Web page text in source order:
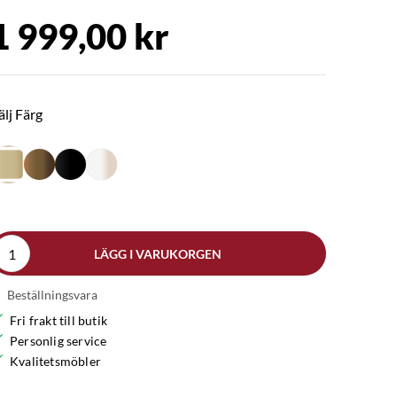
999,00 kr
Färg
LÄGG I VARUKORGEN
Beställningsvara
Fri frakt till butik
Personlig service
Kvalitetsmöbler